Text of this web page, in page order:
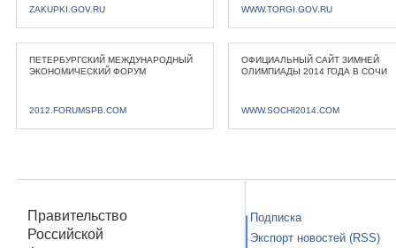
ZAKUPKI.GOV.RU WWW.TORGI.GOV.RU
ПЕТЕРБУРГСКИЙ МЕЖДУНАРОДНЫЙ
ЭКОНОМИЧЕСКИЙ ФОРУМ
2012.FORUMSPB.COM
ОФИЦИАЛЬНЫЙ САЙТ ЗИМНЕЙ
ОЛИМПИАДЫ 2014 ГОДА В СОЧИ
WWW.SOCHI2014.COM
Правительство
Российской
Подписка
Экспорт новостей (RSS)